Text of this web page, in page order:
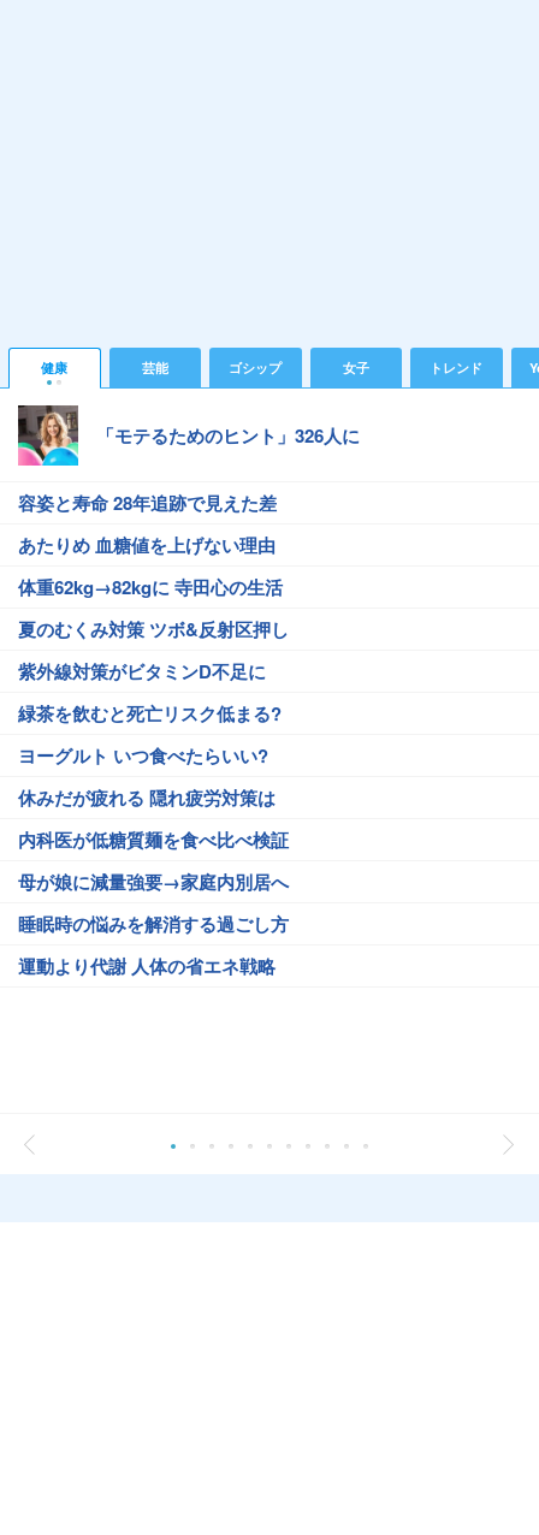
健康 芸能 ゴシップ 女子 トレンド
「モテるためのヒント」326人に
容姿と寿命 28年追跡で見えた差
あたりめ 血糖値を上げない理由
体重62kg→82kgに 寺田心の生活
夏のむくみ対策 ツボ&反射区押し
紫外線対策がビタミンD不足に
緑茶を飲むと死亡リスク低まる?
ヨーグルト いつ食べたらいい?
休みだが疲れる 隠れ疲労対策は
内科医が低糖質麺を食べ比べ検証
母が娘に減量強要→家庭内別居へ
睡眠時の悩みを解消する過ごし方
運動より代謝 人体の省エネ戦略